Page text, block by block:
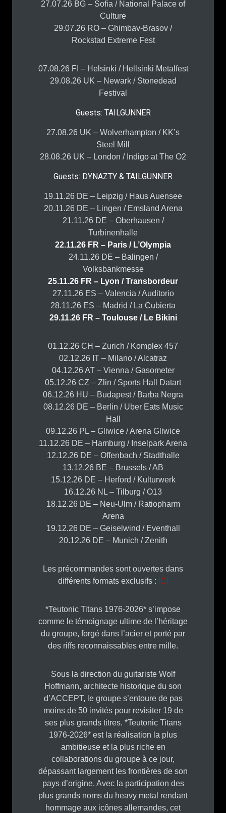
27.07.26 BG – Sofia / National Palace of
Culture
29.07.26 RO – Ghimbav-Brasov /
Rockstad Extreme Fest
07.08.26 FI – Helsinki / Hellsinki Metalfest
29.08.26 UK – Newark / Stonedead
Festival
Guests: TAILGUNNER
27.08.26 UK – Wolverhampton / KK’s
Steel Mill
28.08.26 UK – London / Indigo at The O2
Guests: DYNAZTY & TAILGUNNER
19.11.26 DE – Leipzig / Haus Auensee
20.11.26 DE – Lingen / Emsland Arena
21.11.26 DE – Oberhausen /
Turbinenhalle
22.11.26 FR – Paris / L’Olympia
24.11.26 DE – Balingen /
Volksbankmesse
25.11.26 FR – Lyon / Transbordeur
27.11.26 ES – Valencia / Auditorio
28.11.26 ES – Madrid / La Cubierta
29.11.26 FR – Toulouse / Le Bikini
01.12.26 CH – Zurich / Komplex 457
02.12.26 IT – Milano / Alcatraz
04.12.26 AT – Vienna / Gasometer
05.12.26 CZ – Zlin / Sports Hall Datart
06.12.26 HU – Budapest / Barba Negra
08.12.26 DE – Berlin / Uber Eats Music
Hall
09.12.26 PL – Gliwice / Arena Gliwice
11.12.26 DE – Hamburg / Inselpark Arena
12.12.26 DE – Offenbach / Stadthalle
13.12.26 BE – Brussels / AB
15.12.26 DE – Herford / Kulturwerk
16.12.26 NL – Tilburg / O13
18.12.26 DE – Neu-Ulm / Ratiopharm
Arena
19.12.26 DE – Geiselwind / Eventhall
20.12.26 DE – Munich / Zenith
Les précommandes sont ouvertes dans
différents formats exclusifs : ICI
*Teutonic Titans 1976-2026* s’impose
comme le témoignage ultime de l’héritage
du groupe, forgé dans l’acier et porté par
des riffs reconnaissables entre mille.
Sous la direction du guitariste Wolf
Hoffmann, architecte historique du son
d’ACCEPT, le groupe s’entoure de pas
moins de 50 invités pour revisiter 19 de
ses plus grands titres. *Teutonic Titans
1976-2026* est la réalisation la plus
ambitieuse et la plus riche en
collaborations du groupe à ce jour,
dépassant largement les frontières de son
pays d’origine. Avec la participation des
plus grands noms du heavy metal rendant
hommage aux icônes allemandes, cet